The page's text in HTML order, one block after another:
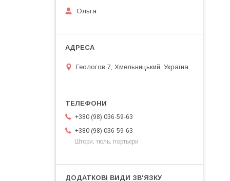
Ольга
Геологов 7, Хмельницький, Україна
+380 (98) 036-59-63
+380 (98) 036-59-63
Штори, тюль, портьєри